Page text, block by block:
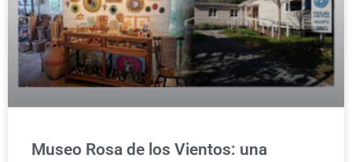
Museo Rosa de los Vientos: una